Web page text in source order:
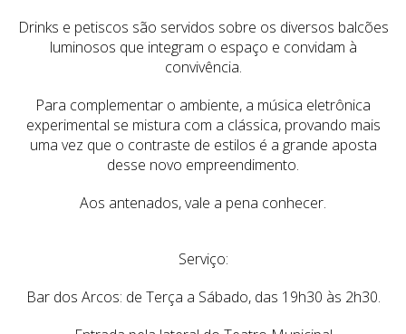
Drinks e petiscos são servidos sobre os diversos balcões
luminosos que integram o espaço e convidam à
convivência.
Para complementar o ambiente, a música eletrônica
experimental se mistura com a clássica, provando mais
uma vez que o contraste de estilos é a grande aposta
desse novo empreendimento.
Aos antenados, vale a pena conhecer.
Serviço:
Bar dos Arcos: de Terça a Sábado, das 19h30 às 2h30.